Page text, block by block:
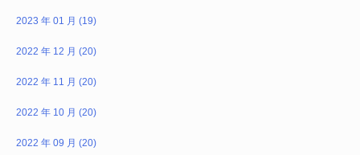
2023 年 01 月 (19)
2022 年 12 月 (20)
2022 年 11 月 (20)
2022 年 10 月 (20)
2022 年 09 月 (20)